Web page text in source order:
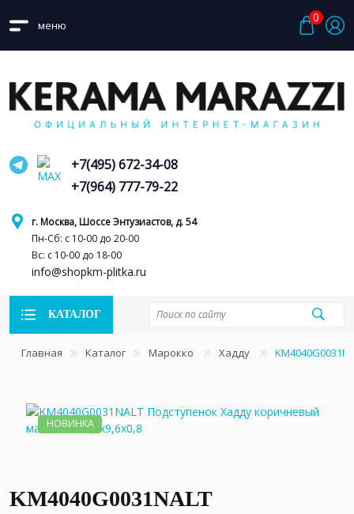
меню
0
г. Москва, Шоссе Энтузиастов, д. 54
Пн-Сб: с 10-00 до 20-00
Вс: с 10-00 до 18-00
info@shopkm-plitka.ru
+7(495) 672-34-08
+7(964) 777-79-22
КАТАЛОГ
Главная Каталог Марокко Хадду
НОВИНКА
KM4040G0031NALT